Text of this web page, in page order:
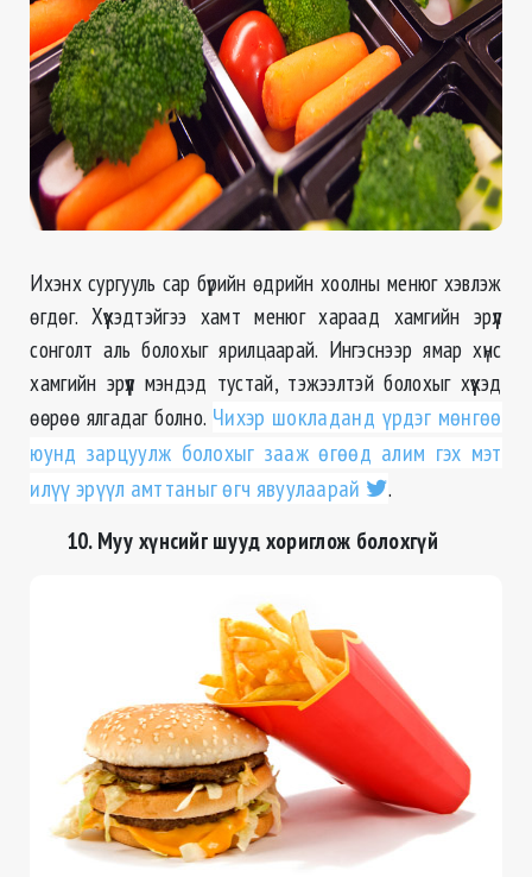
Ихэнх сургууль сар бүрийн өдрийн хоолны менюг хэвлэж
өгдөг. Хүүхэдтэйгээ хамт менюг хараад хамгийн эрүүл
сонголт аль болохыг ярилцаарай. Ингэснээр ямар хүнс
хамгийн эрүүл мэндэд тустай, тэжээлтэй болохыг хүүхэд
өөрөө ялгадаг болно. Чихэр шокладанд үрдэг мөнгөө
юунд зарцуулж болохыг зааж өгөөд алим гэх мэт
илүү эрүүл амттаныг өгч явуулаарай
.
10. Муу хүнсийг шууд хориглож болохгүй